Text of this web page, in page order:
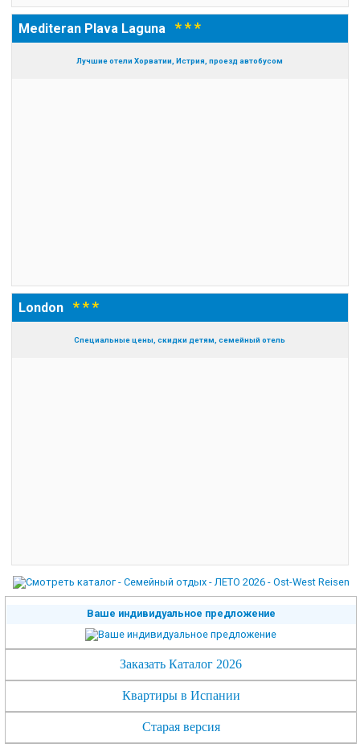
Mediteran Plava Laguna* * *
Лучшие отели Хорватии, Истрия, проезд автобусом
London* * *
Специальные цены, скидки детям, семейный отель
Ваше индивидуальное предложение
Заказать Каталог 2026
Квартиры в Испании
Старая версия